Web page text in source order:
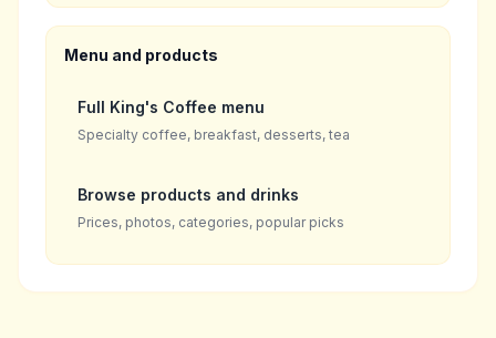
Menu and products
Full King's Coffee menu
Specialty coffee, breakfast, desserts, tea
Browse products and drinks
Prices, photos, categories, popular picks